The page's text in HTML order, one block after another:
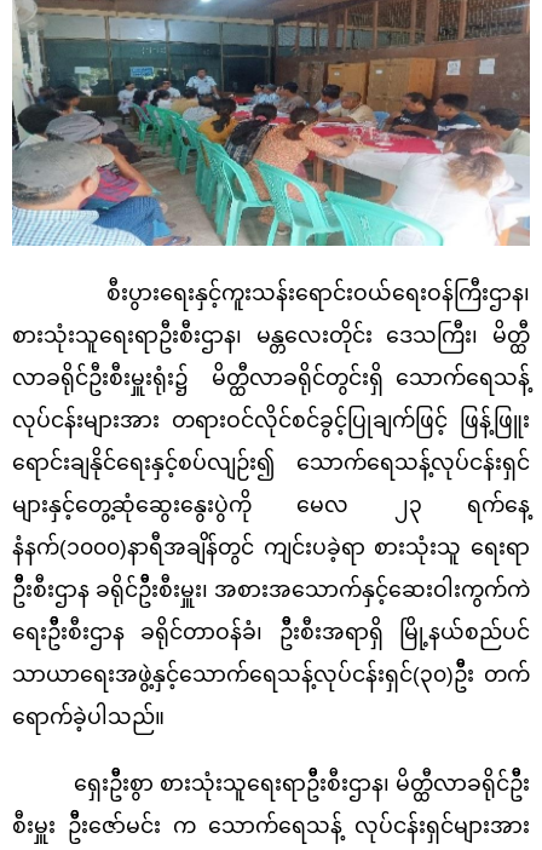
စီးပွားရေးနှင့်ကူးသန်းရောင်းဝယ်ရေးဝန်ကြီးဌာန၊
စားသုံးသူရေးရာဦးစီးဌာန၊ မန္တလေးတိုင်း ဒေသကြီး၊ မိတ္ထီ
လာခရိုင်ဦးစီးမှူးရုံး၌ မိတ္ထီလာခရိုင်တွင်းရှိ သောက်ရေသန့်
လုပ်ငန်းများအား တရားဝင်လိုင်စင်ခွင့်ပြုချက်ဖြင့် ဖြန့်ဖြူး
ရောင်းချနိုင်ရေးနှင့်စပ်လျဉ်း၍ သောက်ရေသန့်လုပ်ငန်းရှင်
များနှင့်တွေ့ဆုံဆွေးနွေးပွဲကို မေလ ၂၃ ရက်နေ့
နံနက်(၁၀၀၀)နာရီအချိန်တွင် ကျင်းပခဲ့ရာ စားသုံးသူ ရေးရာ
ဦီးစီးဌာန ခရိုင်ဦီးစီးမှူး၊ အစားအသောက်နှင့်ဆေးဝါးကွက်ကဲ
ရေးဦီးစီးဌာန ခရိုင်တာဝန်ခံ၊ ဦီးစီးအရာရှိ မြို့နယ်စည်ပင်
သာယာရေးအဖွဲ့နှင့်သောက်ရေသန့်လုပ်ငန်းရှင်(၃၀)ဦီး တက်
ရောက်ခဲ့ပါသည်။
ရှေးဦီးစွာ စားသုံးသူရေးရာဦီးစီးဌာန၊ မိတ္ထီလာခရိုင်ဦီး
စီးမှူး ဦီးဇော်မင်း က သောက်ရေသန့် လုပ်ငန်းရှင်များအား